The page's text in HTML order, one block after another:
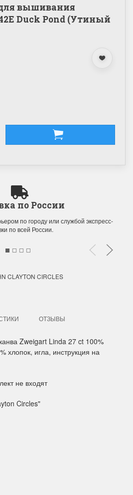
Раритеты Дим.
вышивания
Duck Pond (Утиный
по России
по городу или службой экспресс-
по всей России.
CLAYTON CIRCLES
ОТЗЫВЫ
канва Zweigart Linda 27 ct 100%
хлопок, игла, инструкция на
не входят
Circles"